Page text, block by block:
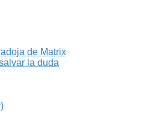
de Matrix
la duda